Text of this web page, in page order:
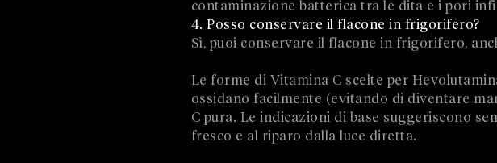
contaminazione batterica tra le dita e i pori
4. Posso conservare il flacone in frigorifero?
Sì, puoi conservare il flacone in frigorifero,
Le forme di Vitamina C scelte per
ossidano facilmente (evitando di diventare
C pura. Le indicazioni di base suggeriscono
fresco e al riparo dalla luce diretta.